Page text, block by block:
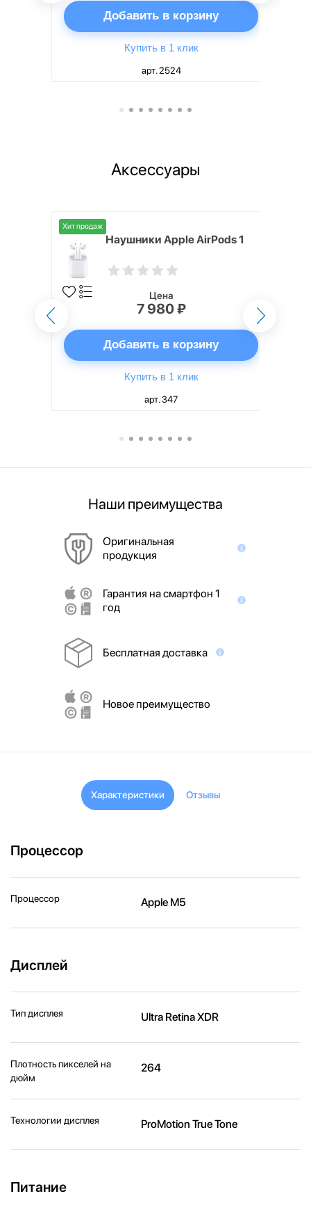
Добавить в корзину
Купить в 1 клик
арт. 2524
Аксессуары
Хит продаж
Наушники Apple AirPods 1
Цена
7 980 ₽
Добавить в корзину
Купить в 1 клик
арт. 347
Наши преимущества
Оригинальная
продукция
Гарантия на смартфон 1
год
Бесплатная доставка
Новое преимущество
Характеристики Отзывы
Процессор
Процессор Apple M5
Дисплей
Тип дисплея Ultra Retina XDR
Плотность пикселей на
дюйм
264
Технологии дисплея ProMotion True Tone
Питание